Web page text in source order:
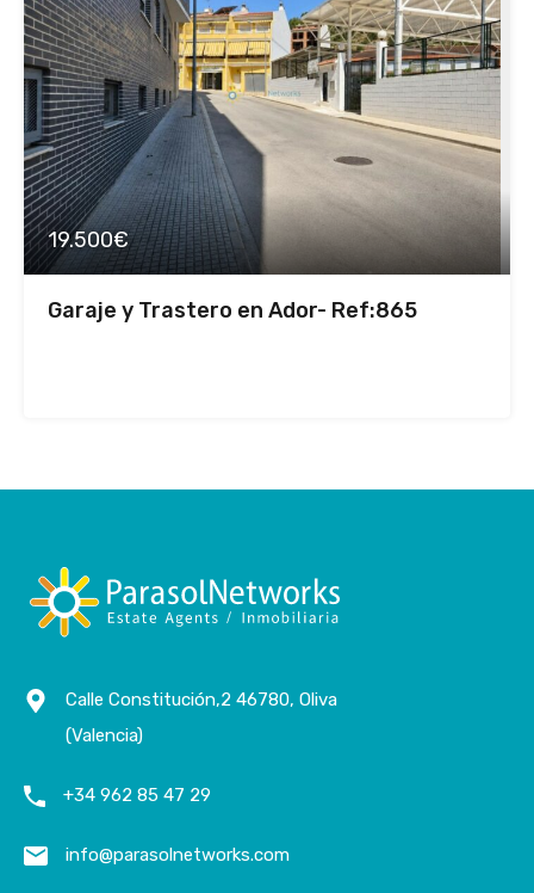
19.500€
Garaje y Trastero en Ador- Ref:865
Calle Constitución,2 46780, Oliva
(Valencia)
+34 962 85 47 29
info@parasolnetworks.com